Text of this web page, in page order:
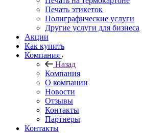
Печать этикеток
Полиграфические услуги
Другие услуги для бизнеса
Акции
Как купить
Компания
Назад
Компания
О компании
Новости
Отзывы
Контакты
Партнеры
Контакты